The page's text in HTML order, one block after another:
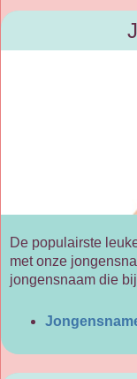
De populairste
met onze
jongensnaam die